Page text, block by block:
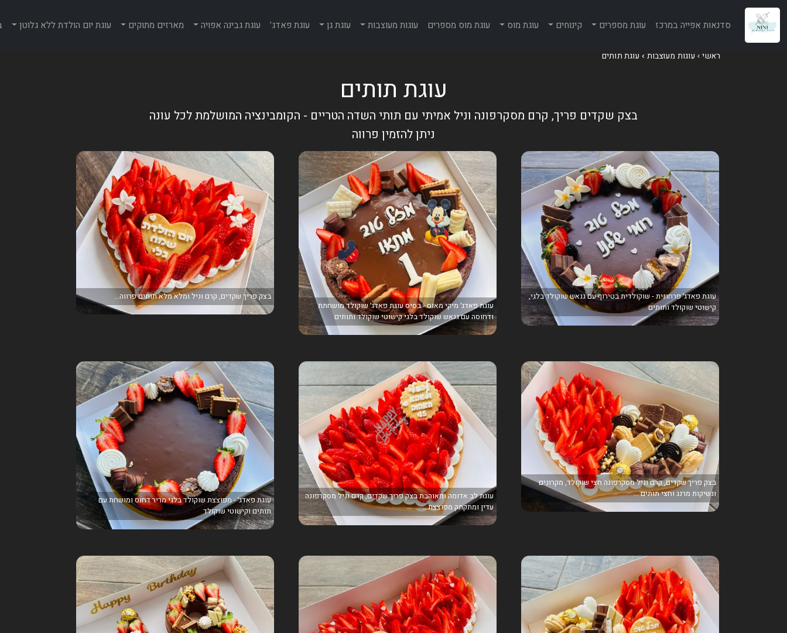
סדנאות אפייה במרכז עוגת מספרים קינוחים עוגת מוס עוגת מוס מספרים עוגות מעוצבות עוגת גן עוגת פאדג' עוגת גבינה אפויה מארזים מתוקים עוגת יום הולדת ללא גלוטן
ראשי עוגות מעוצבות עוגת תותים
עוגת תותים
בצק שקדים פריך, קרם מסקרפונה וניל אמיתי עם תותי השדה הטריים - הקומבינציה המושלמת לכל עונה
ניתן להזמין פרווה
עוגת פאדג׳ פרחונית - שוקולדית בטירוף עם גנאש שוקולד בלגי,
קישוטי שוקולד ותותים
עוגת פאדג׳ מיקי מאוס - בסיס עוגת פאדג׳ שוקולד מושחתת
ודחוסה עם גנאש שוקולד בלגי קישוטי שוקולד ותותים
בצק פריך שקדים, קרם וניל ומלא מלא תותים פרווה...
בצק פריך שקדים, קרם וניל מסקרפונה חצי שוקולד, מקרונים
ונשיקות מרנג וחצי תותים ...
עוגת לב אדומה ומאוהבת בצק פריך שקדים, קרם וניל מסקרפונה
עדין ומתקתק מפוצצת...
עוגת פאדג׳ - מפוצצת שוקולד בלגי מריר דחוס ומושחת עם
תותים וקישוטי שוקולד